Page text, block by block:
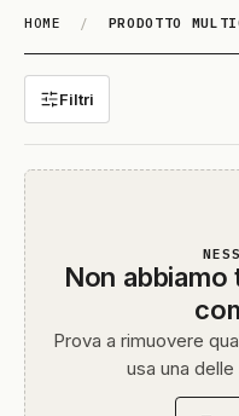
HOME / PRODOTTO
FK133.0057.978
Filtri
Non
Prova a rimuovere
usa una